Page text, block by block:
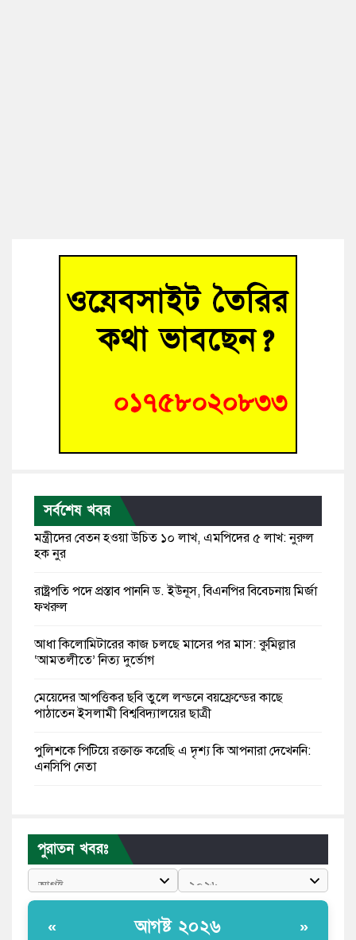
সর্বশেষ খবর
মন্ত্রীদের বেতন হওয়া উচিত ১০ লাখ, এমপিদের ৫ লাখ: নুরুল
হক নুর
রাষ্ট্রপতি পদে প্রস্তাব পাননি ড. ইউনূস, বিএনপির বিবেচনায় মির্জা
ফখরুল
আধা কিলোমিটারের কাজ চলছে মাসের পর মাস: কুমিল্লার
‘আমতলীতে’ নিত্য দুর্ভোগ
মেয়েদের আপত্তিকর ছবি তুলে লন্ডনে বয়ফ্রেন্ডের কাছে
পাঠাতেন ইসলামী বিশ্ববিদ্যালয়ের ছাত্রী
পুলিশকে পিটিয়ে রক্তাক্ত করেছি এ দৃশ্য কি আপনারা দেখেননি:
এনসিপি নেতা
বাংলাদেশী কর্মীদের আকামা নিয়ে বড় সুখবর দিলো সৌদি
সরকার
ভারতের পূর্ব সীমান্তে এখন ‘আরেকটি পাকিস্তান’ গড়ে উঠেছে:
পুরাতন খবরঃ
« আগষ্ট ২০২৬ »